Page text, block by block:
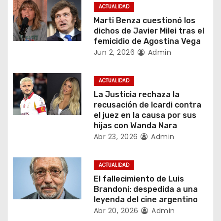
c
i
n
d
e
n
r
ACTUALIDAD
Marti Benza cuestionó los
dichos de Javier Milei tras el
femicidio de Agostina Vega
Jun 2, 2026 Admin
ACTUALIDAD
La Justicia rechaza la
recusación de Icardi contra
el juez en la causa por sus
hijas con Wanda Nara
Abr 23, 2026 Admin
ACTUALIDAD
El fallecimiento de Luis
Brandoni: despedida a una
leyenda del cine argentino
Abr 20, 2026 Admin